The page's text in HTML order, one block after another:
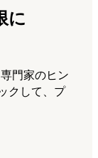
に
門家のヒン
クして、プ